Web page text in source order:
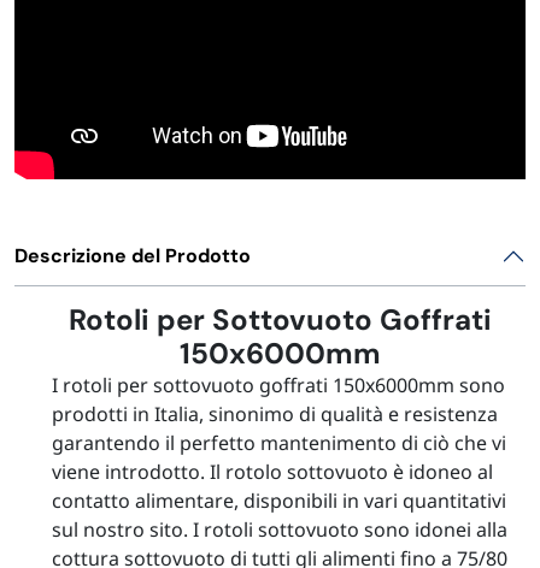
Descrizione del Prodotto
Rotoli per Sottovuoto Goffrati
150x6000mm
I rotoli per sottovuoto goffrati 150x6000mm sono
prodotti in Italia, sinonimo di qualità e resistenza
garantendo il perfetto mantenimento di ciò che vi
viene introdotto. Il rotolo sottovuoto è idoneo al
contatto alimentare, disponibili in vari quantitativi
sul nostro sito. I rotoli sottovuoto sono idonei alla
cottura sottovuoto di tutti gli alimenti fino a 75/80